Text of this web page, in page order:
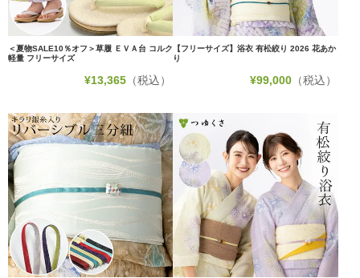
＜夏物SALE10％オフ＞草履 ＥＶＡ台 コルク
軽量 フリーサイズ
¥13,365 （税込）
【フリーサイズ】浴衣 有松絞り 2026 花あか
り
¥99,000（税込）